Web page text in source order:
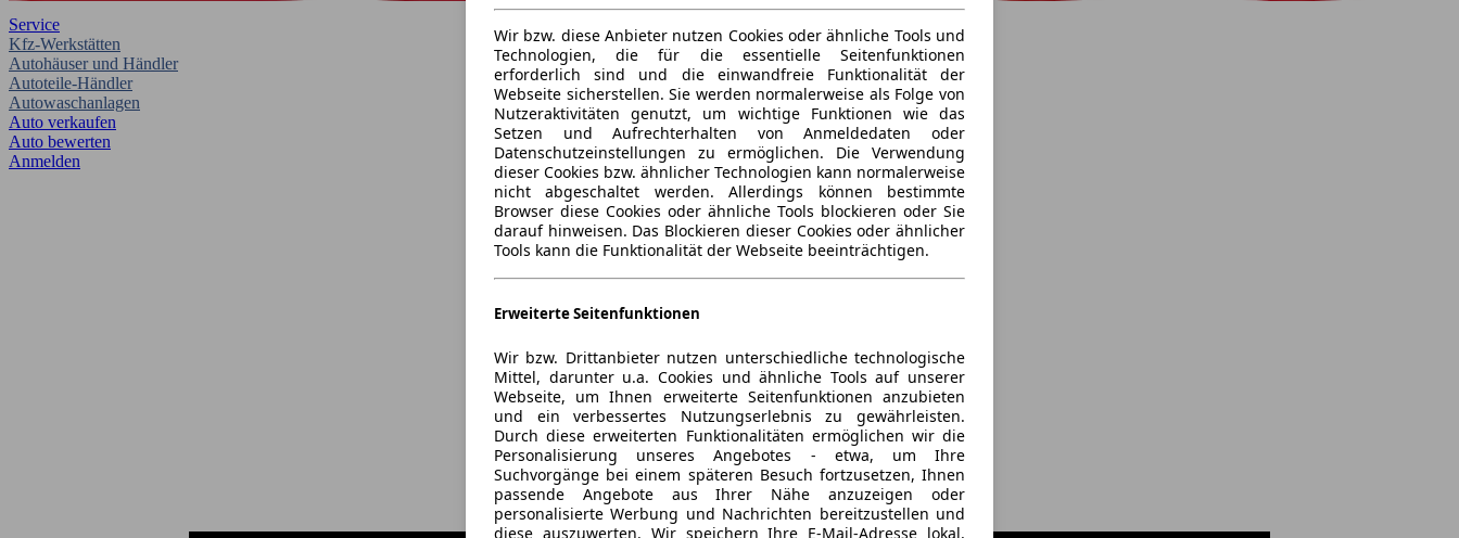
Service
Kfz-Werkstätten
Autohäuser und Händler
Autoteile-Händler
Autowaschanlagen
Auto verkaufen
Auto bewerten
Anmelden
Wir bzw. diese Anbieter nutzen Cookies oder ähnliche Tools und
Technologien, die für die essentielle Seitenfunktionen
erforderlich sind und die einwandfreie Funktionalität der
Webseite sicherstellen. Sie werden normalerweise als Folge von
Nutzeraktivitäten genutzt, um wichtige Funktionen wie das
Setzen und Aufrechterhalten von Anmeldedaten oder
Datenschutzeinstellungen zu ermöglichen. Die Verwendung
dieser Cookies bzw. ähnlicher Technologien kann normalerweise
nicht abgeschaltet werden. Allerdings können bestimmte
Browser diese Cookies oder ähnliche Tools blockieren oder Sie
darauf hinweisen. Das Blockieren dieser Cookies oder ähnlicher
Tools kann die Funktionalität der Webseite beeinträchtigen.
Erweiterte Seitenfunktionen
Wir bzw. Drittanbieter nutzen unterschiedliche technologische
Mittel, darunter u.a. Cookies und ähnliche Tools auf unserer
Webseite, um Ihnen erweiterte Seitenfunktionen anzubieten
und ein verbessertes Nutzungserlebnis zu gewährleisten.
Durch diese erweiterten Funktionalitäten ermöglichen wir die
Personalisierung unseres Angebotes - etwa, um Ihre
Suchvorgänge bei einem späteren Besuch fortzusetzen, Ihnen
passende Angebote aus Ihrer Nähe anzuzeigen oder
personalisierte Werbung und Nachrichten bereitzustellen und
diese auszuwerten. Wir speichern Ihre E-Mail-Adresse lokal,